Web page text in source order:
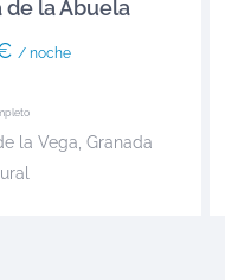
de la Abuela
/ noche
la Vega, Granada